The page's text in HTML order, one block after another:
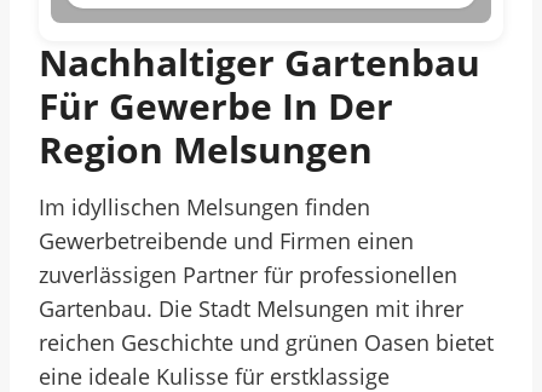
Nachhaltiger Gartenbau
Für Gewerbe In Der
Region Melsungen
Im idyllischen Melsungen finden
Gewerbetreibende und Firmen einen
zuverlässigen Partner für professionellen
Gartenbau. Die Stadt Melsungen mit ihrer
reichen Geschichte und grünen Oasen bietet
eine ideale Kulisse für erstklassige